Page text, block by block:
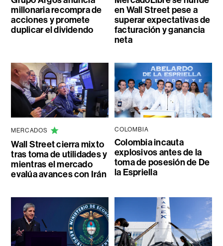
millonaria recompra de
acciones y promete
duplicar el dividendo
en Wall Street pese a
superar expectativas de
facturación y ganancia
neta
MERCADOS
Wall Street cierra mixto
tras toma de utilidades y
mientras el mercado
evalúa avances con Irán
COLOMBIA
Colombia incauta
explosivos antes de la
toma de posesión de De
la Espriella